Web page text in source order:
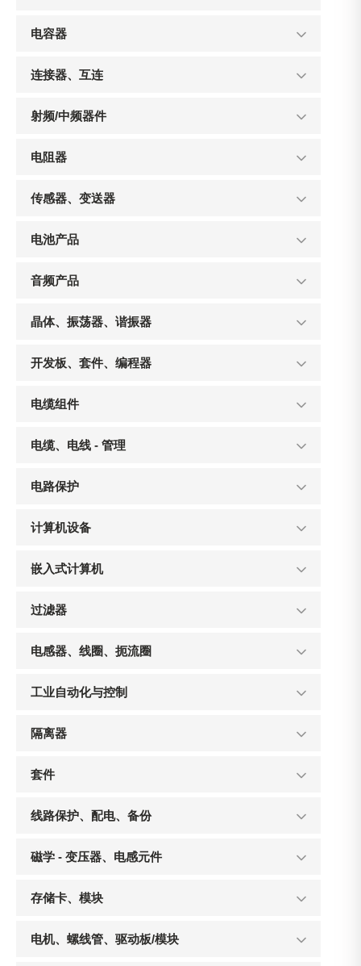
电容器
连接器、互连
射频/中频器件
电阻器
传感器、变送器
电池产品
音频产品
晶体、振荡器、谐振器
开发板、套件、编程器
电缆组件
电缆、电线 - 管理
电路保护
计算机设备
嵌入式计算机
过滤器
电感器、线圈、扼流圈
工业自动化与控制
隔离器
套件
线路保护、配电、备份
磁学 - 变压器、电感元件
存储卡、模块
电机、螺线管、驱动板/模块